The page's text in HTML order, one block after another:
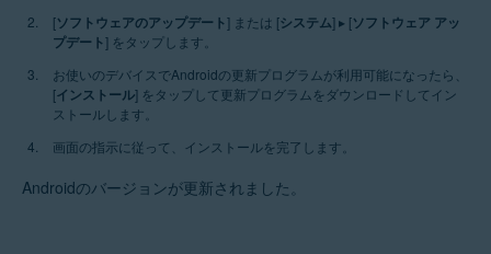
[ソフトウェアのアップデート] または [システム] ▸ [ソフトウェア アッ
プデート] をタップします。
お使いのデバイスでAndroidの更新プログラムが利用可能になったら、
[インストール] をタップして更新プログラムをダウンロードしてイン
ストールします。
画面の指示に従って、インストールを完了します。
Androidのバージョンが更新されました。